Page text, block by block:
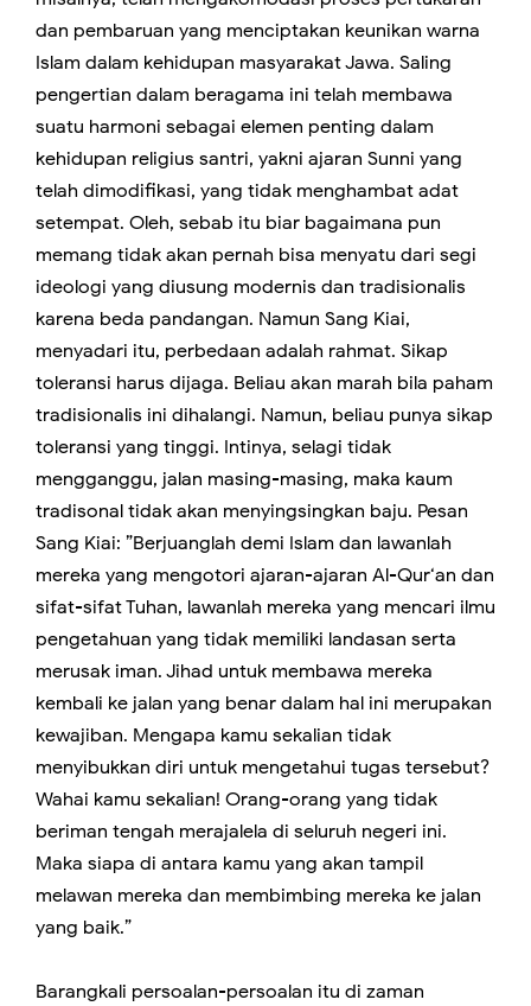
dan pembaruan yang menciptakan keunikan warna
Islam dalam kehidupan masyarakat Jawa. Saling
pengertian dalam beragama ini telah membawa
suatu harmoni sebagai elemen penting dalam
kehidupan religius santri, yakni ajaran Sunni yang
telah dimodifikasi, yang tidak menghambat adat
setempat. Oleh, sebab itu biar bagaimana pun
memang tidak akan pernah bisa menyatu dari segi
ideologi yang diusung modernis dan tradisionalis
karena beda pandangan. Namun Sang Kiai,
menyadari itu, perbedaan adalah rahmat. Sikap
toleransi harus dijaga. Beliau akan marah bila paham
tradisionalis ini dihalangi. Namun, beliau punya sikap
toleransi yang tinggi. Intinya, selagi tidak
mengganggu, jalan masing-masing, maka kaum
tradisonal tidak akan menyingsingkan baju. Pesan
Sang Kiai: ”Berjuanglah demi Islam dan lawanlah
mereka yang mengotori ajaran-ajaran Al-Qur‘an dan
sifat-sifat Tuhan, lawanlah mereka yang mencari ilmu
pengetahuan yang tidak memiliki landasan serta
merusak iman. Jihad untuk membawa mereka
kembali ke jalan yang benar dalam hal ini merupakan
kewajiban. Mengapa kamu sekalian tidak
menyibukkan diri untuk mengetahui tugas tersebut?
Wahai kamu sekalian! Orang-orang yang tidak
beriman tengah merajalela di seluruh negeri ini.
Maka siapa di antara kamu yang akan tampil
melawan mereka dan membimbing mereka ke jalan
yang baik.”
Barangkali persoalan-persoalan itu di zaman